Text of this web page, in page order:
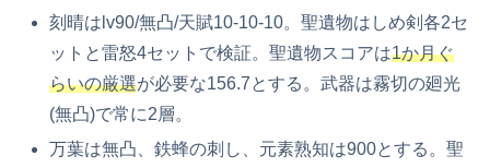
刻晴はlv90/無凸/天賦10-10-10。聖遺物はしめ剣各2セ
ットと雷怒4セットで検証。聖遺物スコアは1か月ぐ
らいの厳選が必要な156.7とする。武器は霧切の廻光
(無凸)で常に2層。
万葉は無凸、鉄蜂の刺し、元素熟知は900とする。聖